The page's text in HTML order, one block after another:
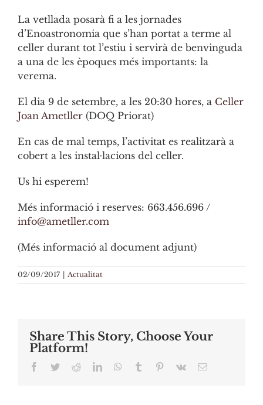
La vetllada posarà fi a les jornades
d’Enoastronomia que s’han portat a terme al
celler durant tot l’estiu i servirà de benvinguda
a una de les èpoques més importants: la
verema.
El dia 9 de setembre, a les 20:30 hores, a Celler
Joan Ametller (DOQ Priorat)
En cas de mal temps, l’activitat es realitzarà a
cobert a les instal·lacions del celler.
Us hi esperem!
Més informació i reserves: 663.456.696 /
info@ametller.com
(Més informació al document adjunt)
02/09/2017 | Actualitat
Share This Story, Choose Your
Platform!
Facebook
TwitterRedditLinkedInWhatsApp
Tumblr Pinterest
Vk Email: